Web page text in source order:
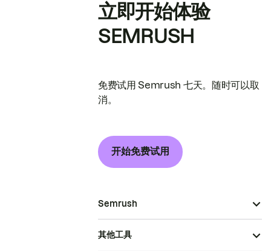
立即开始体验
SEMRUSH
免费试用 Semrush 七天。随时可以取
消。
开始免费试用
Semrush
其他工具